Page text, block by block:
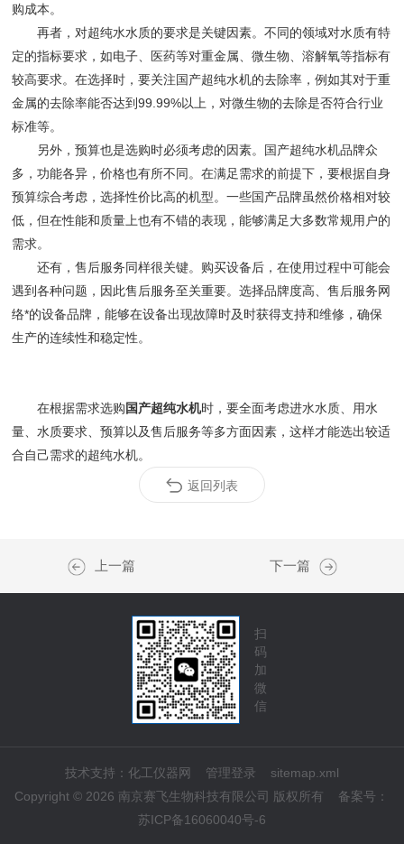
购成本。
再者，对超纯水水质的要求是关键因素。不同的领域对水质有特
定的指标要求，如电子、医药等对重金属、微生物、溶解氧等指标有
较高要求。在选择时，要关注国产超纯水机的去除率，例如其对于重
金属的去除率能否达到99.99%以上，对微生物的去除是否符合行业
标准等。
另外，预算也是选购时必须考虑的因素。国产超纯水机品牌众
多，功能各异，价格也有所不同。在满足需求的前提下，要根据自身
预算综合考虑，选择性价比高的机型。一些国产品牌虽然价格相对较
低，但在性能和质量上也有不错的表现，能够满足大多数常规用户的
需求。
还有，售后服务同样很关键。购买设备后，在使用过程中可能会
遇到各种问题，因此售后服务至关重要。选择品牌度高、售后服务网
络*的设备品牌，能够在设备出现故障时及时获得支持和维修，确保
生产的连续性和稳定性。
在根据需求选购国产超纯水机时，要全面考虑进水水质、用水
量、水质要求、预算以及售后服务等多方面因素，这样才能选出较适
合自己需求的超纯水机。
返回列表
上一篇 下一篇
扫
码
加
微
信
技术支持： 化工仪器网 管理登录
sitemap.xml
Copyright © 2026 南京赛飞生物科技有限公司 版权所有 备案号：
苏ICP备16060040号-6